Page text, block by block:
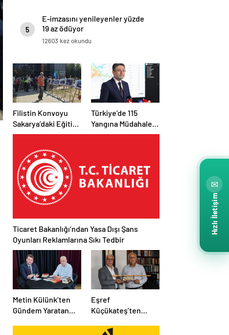
5
E-imzasını yenileyenler yüzde
19 az ödüyor
12603 kez okundu
Filistin Konvoyu
Sakarya’daki Eğitim
Kampını
Etabı Başlıyor
Türkiye’de 115
Yangına Müdahale
Edildi: 110’u Kontrol
Ticaret Bakanlığı’ndan Yasa Dışı Şans
Oyunları Reklamlarına Sıkı Tedbir
Metin Külünk’ten
Gündem Yaratan
Eşref
Küçükateş’ten
Hüseyin Avni
✉
Hızlı İletişim